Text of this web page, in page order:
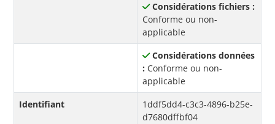
Considérations fichiers :
Conforme ou non-
applicable
Considérations données
: Conforme ou non-
applicable
Identifiant
1ddf5dd4-c3c3-4896-b25e-
d7680dffbf04